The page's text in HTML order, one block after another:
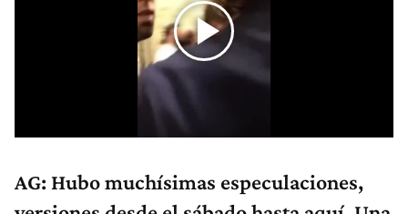
AG: Hubo muchísimas especulaciones,